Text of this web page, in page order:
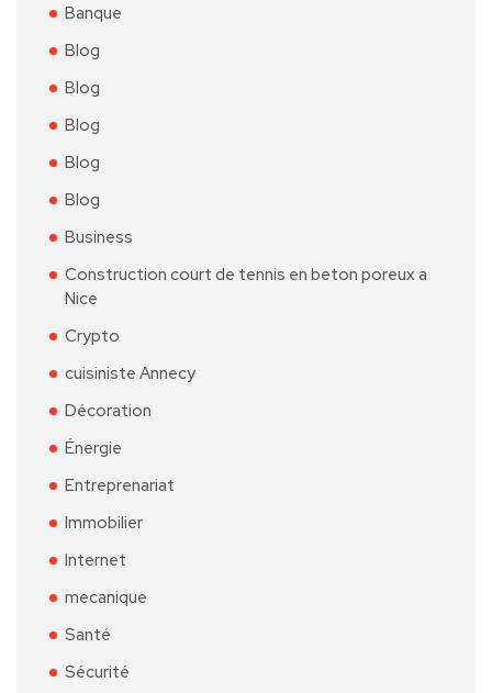
Banque
Blog
Blog
Blog
Blog
Blog
Business
Construction court de tennis en beton poreux a
Nice
Crypto
cuisiniste Annecy
Décoration
Énergie
Entreprenariat
Immobilier
Internet
mecanique
Santé
Sécurité